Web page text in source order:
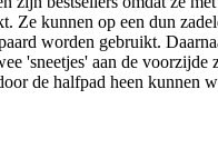
Ze kunnen op een dun
worden gebruikt.
'sneetjes' aan de voorzijde
de halfpad heen kunnen